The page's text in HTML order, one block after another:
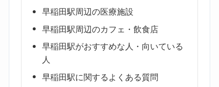
早稲田駅周辺の医療施設
早稲田駅周辺のカフェ・飲食店
早稲田駅がおすすめな人・向いている
人
早稲田駅に関するよくある質問